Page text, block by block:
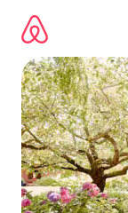
contenido